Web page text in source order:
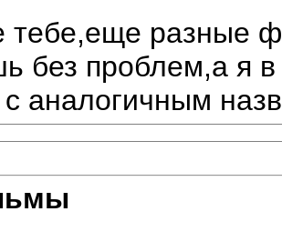
тебе,еще разные
без проблем,а я
аналогичным